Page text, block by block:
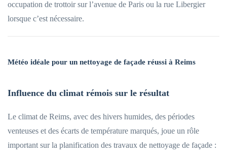
occupation de trottoir sur l’avenue de Paris ou la rue Libergier
lorsque c’est nécessaire.
Météo idéale pour un nettoyage de façade réussi à Reims
Influence du climat rémois sur le résultat
Le climat de Reims, avec des hivers humides, des périodes
venteuses et des écarts de température marqués, joue un rôle
important sur la planification des travaux de nettoyage de façade :